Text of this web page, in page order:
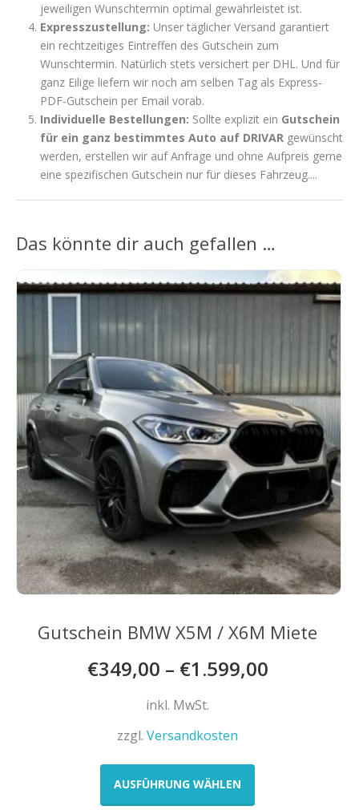
jeweiligen Wunschtermin optimal gewährleistet ist.
Expresszustellung: Unser täglicher Versand garantiert
ein rechtzeitiges Eintreffen des Gutschein zum
Wunschtermin. Natürlich stets versichert per DHL. Und für
ganz Eilige liefern wir noch am selben Tag als Express-
PDF-Gutschein per Email vorab.
Individuelle Bestellungen: Sollte explizit ein Gutschein
für ein ganz bestimmtes Auto auf DRIVAR gewünscht
werden, erstellen wir auf Anfrage und ohne Aufpreis gerne
eine spezifischen Gutschein nur für dieses Fahrzeug....
Das könnte dir auch gefallen …
Gutschein BMW X5M / X6M Miete
€349,00 – €1.599,00
inkl. MwSt.
zzgl.Versandkosten
AUSFÜHRUNG WÄHLEN
Dieses